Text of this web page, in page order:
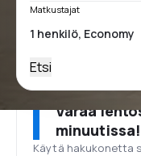
Matkustajat
Etsi
Varaa
minuutissa!
Käytä hakukonetta